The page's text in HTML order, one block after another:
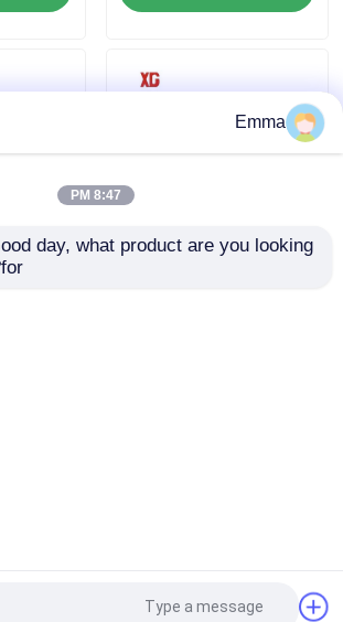
مفاتيح توزيع الطاقة
مفتاح فصل الجهد العالي
قاطع الدارة الكهربائية
مانع اندفاع أكسيد الزنك
50/60
Xigao Electricenergy Group Co.,
Emma
8:47 PM
day, what product are you looking
for?